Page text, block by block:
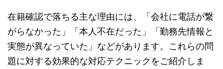
在籍確認で落ちる主な理由には、「会社に電話が繋
がらなかった」「本人不在だった」「勤務先情報と
実態が異なっていた」などがあります。これらの問
題に対する効果的な対応テクニックをご紹介しま